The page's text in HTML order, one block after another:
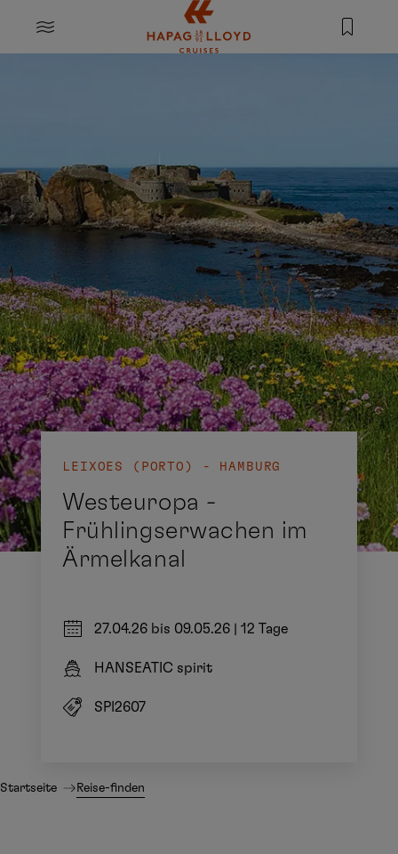
Springe zum Hauptinhalt
MENU
LEIXOES (PORTO) - HAMBURG
Westeuropa -
Frühlingserwachen im
Ärmelkanal
27.04.26 bis 09.05.26 12 Tage
HANSEATIC spirit
SPI2607
Startseite Reise-finden